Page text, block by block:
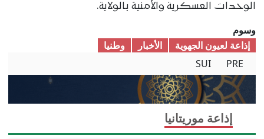
الوحدات العسكرية والأمنية بالولاية.
وسوم
إذاعة لعيون الجهوية
الأخبار
وطنیا
PRE
SUI
إذاعة موريتانيا